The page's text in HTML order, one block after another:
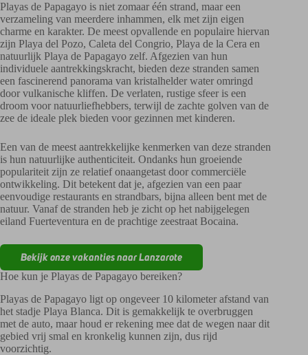
Playas de Papagayo is niet zomaar één strand, maar een
verzameling van meerdere inhammen, elk met zijn eigen
charme en karakter. De meest opvallende en populaire hiervan
zijn Playa del Pozo, Caleta del Congrio, Playa de la Cera en
natuurlijk Playa de Papagayo zelf. Afgezien van hun
individuele aantrekkingskracht, bieden deze stranden samen
een fascinerend panorama van kristalhelder water omringd
door vulkanische kliffen. De verlaten, rustige sfeer is een
droom voor natuurliefhebbers, terwijl de zachte golven van de
zee de ideale plek bieden voor gezinnen met kinderen.
Een van de meest aantrekkelijke kenmerken van deze stranden
is hun natuurlijke authenticiteit. Ondanks hun groeiende
populariteit zijn ze relatief onaangetast door commerciële
ontwikkeling. Dit betekent dat je, afgezien van een paar
eenvoudige restaurants en strandbars, bijna alleen bent met de
natuur. Vanaf de stranden heb je zicht op het nabijgelegen
eiland Fuerteventura en de prachtige zeestraat Bocaina.
Bekijk onze vakanties naar Lanzarote
Hoe kun je Playas de Papagayo bereiken?
Playas de Papagayo ligt op ongeveer 10 kilometer afstand van
het stadje Playa Blanca. Dit is gemakkelijk te overbruggen
met de auto, maar houd er rekening mee dat de wegen naar dit
gebied vrij smal en kronkelig kunnen zijn, dus rijd
voorzichtig.